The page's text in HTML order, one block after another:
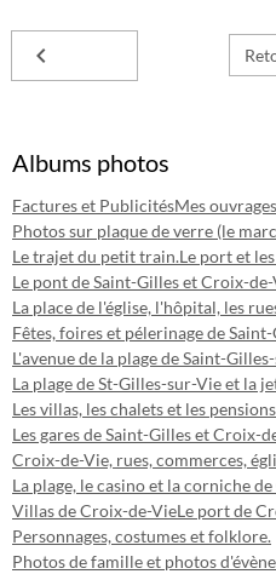
Albums photos
Factures et PublicitésMes
Photos sur plaque de verre (le
Le trajet du petit train.Le port et
Le pont de Saint-Gilles et Croix-
La place de l'église, l'hôpital, les
Fêtes, foires et pélerinage de
L'avenue de la plage de Saint-
La plage de St-Gilles-sur-Vie et la
Les villas, les chalets et les
Les gares de Saint-Gilles et Croix-
Croix-de-Vie, rues, commerces,
La plage, le casino et la corniche
Villas de Croix-de-VieLe port de
Personnages, costumes et folklore.
Photos de famille et photos